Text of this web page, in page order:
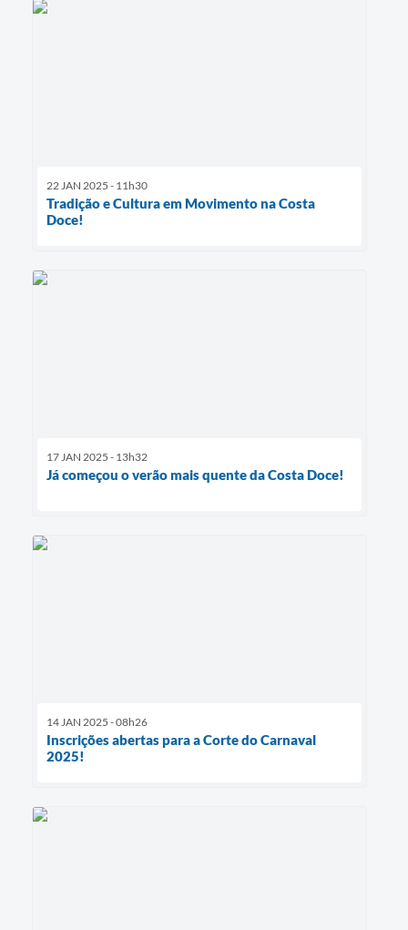
22 JAN 2025 - 11h30
Tradição e Cultura em Movimento na Costa
Doce!
17 JAN 2025 - 13h32
Já começou o verão mais quente da Costa Doce!
14 JAN 2025 - 08h26
Inscrições abertas para a Corte do Carnaval
2025!